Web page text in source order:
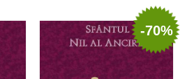
Adaugă în coș Wishlist-70%